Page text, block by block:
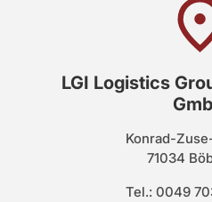
LGI Logistics
Konrad-
71034
Tel.: 0049